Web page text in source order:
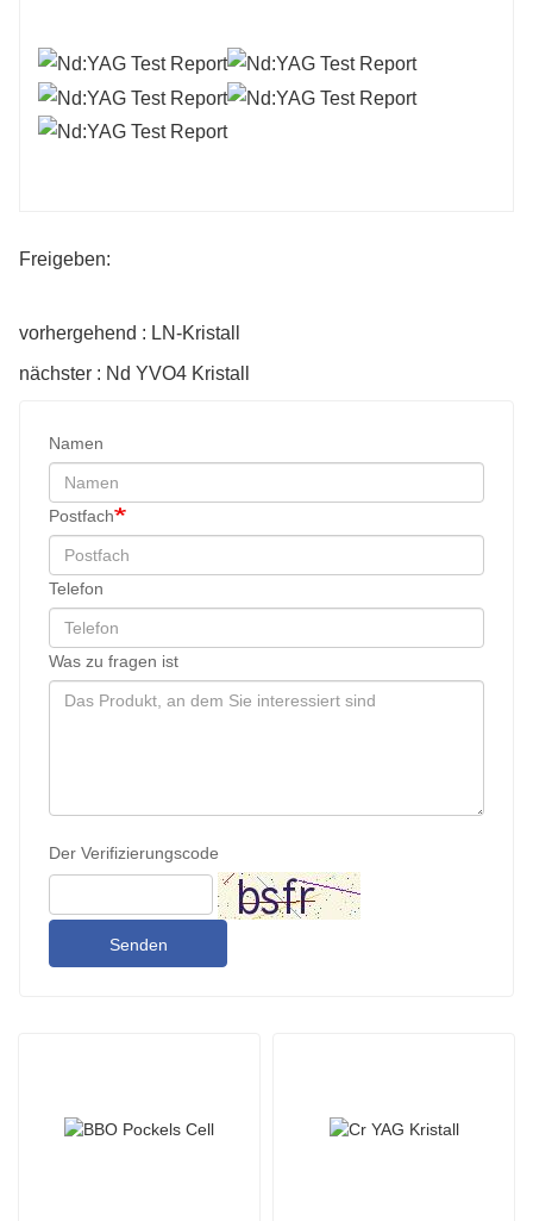
Freigeben:
vorhergehend : LN-Kristall
nächster : Nd YVO4 Kristall
Namen
Postfach
Telefon
Was zu fragen ist
Der Verifizierungscode
Senden